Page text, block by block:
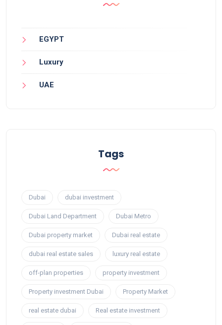
EGYPT
Luxury
UAE
Tags
Dubai dubai investment
Dubai Land Department Dubai Metro
Dubai property market Dubai real estate
dubai real estate sales luxury real estate
off-plan properties property investment
Property investment Dubai Property Market
real estate dubai Real estate investment